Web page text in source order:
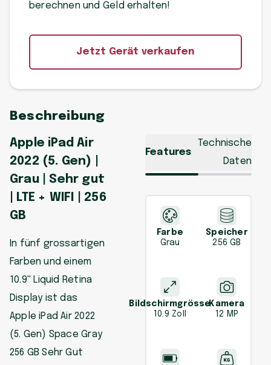
berechnen und Geld erhalten!
Jetzt Gerät verkaufen
Beschreibung
Apple iPad Air
2022 (5. Gen) |
Grau | Sehr gut
| LTE + WIFI | 256
GB
In fünf grossartigen
Farben und einem
10.9'' Liquid Retina
Display ist das
Apple iPad Air 2022
(5. Gen) Space Gray
256 GB Sehr Gut
Features
Technische
Daten
Farbe
Grau
Speicher
256 GB
Bildschirmgrösse
10.9 Zoll
Kamera
12 MP